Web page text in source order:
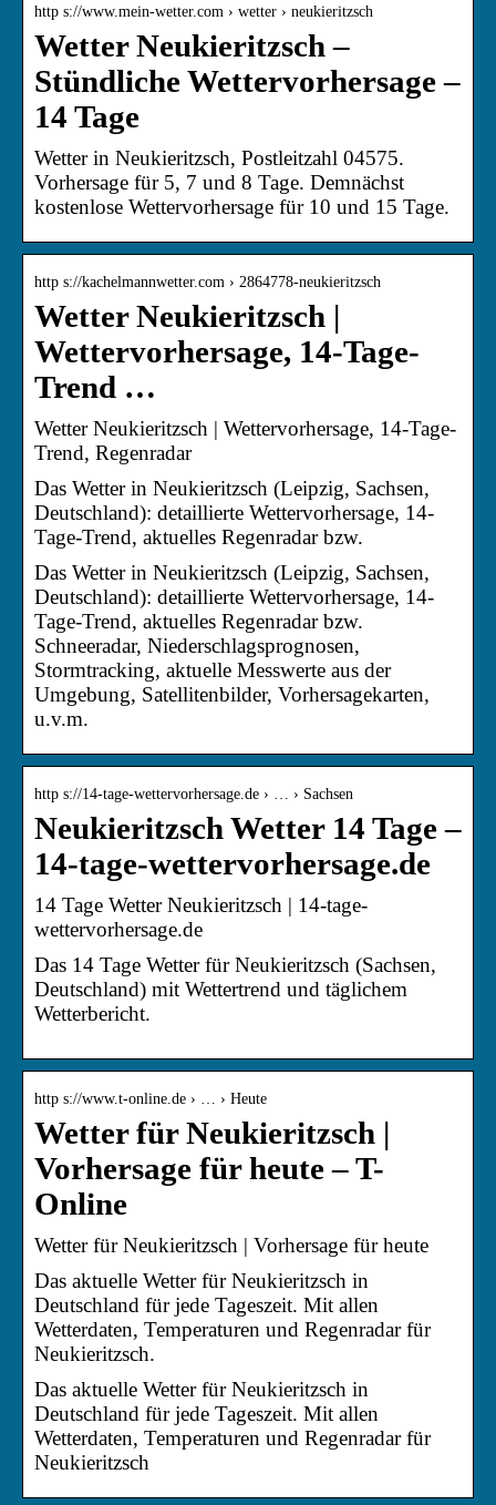
http s://www.mein-wetter.com › wetter › neukieritzsch
Wetter Neukieritzsch –
Stündliche Wettervorhersage –
14 Tage
Wetter in Neukieritzsch, Postleitzahl 04575.
Vorhersage für 5, 7 und 8 Tage. Demnächst
kostenlose Wettervorhersage für 10 und 15 Tage.
http s://kachelmannwetter.com › 2864778-neukieritzsch
Wetter Neukieritzsch |
Wettervorhersage, 14-Tage-
Trend …
Wetter Neukieritzsch | Wettervorhersage, 14-Tage-
Trend, Regenradar
Das Wetter in Neukieritzsch (Leipzig, Sachsen,
Deutschland): detaillierte Wettervorhersage, 14-
Tage-Trend, aktuelles Regenradar bzw.
Das Wetter in Neukieritzsch (Leipzig, Sachsen,
Deutschland): detaillierte Wettervorhersage, 14-
Tage-Trend, aktuelles Regenradar bzw.
Schneeradar, Niederschlagsprognosen,
Stormtracking, aktuelle Messwerte aus der
Umgebung, Satellitenbilder, Vorhersagekarten,
u.v.m.
http s://14-tage-wettervorhersage.de › … › Sachsen
Neukieritzsch Wetter 14 Tage –
14-tage-wettervorhersage.de
14 Tage Wetter Neukieritzsch | 14-tage-
wettervorhersage.de
Das 14 Tage Wetter für Neukieritzsch (Sachsen,
Deutschland) mit Wettertrend und täglichem
Wetterbericht.
http s://www.t-online.de › … › Heute
Wetter für Neukieritzsch |
Vorhersage für heute – T-
Online
Wetter für Neukieritzsch | Vorhersage für heute
Das aktuelle Wetter für Neukieritzsch in
Deutschland für jede Tageszeit. Mit allen
Wetterdaten, Temperaturen und Regenradar für
Neukieritzsch.
Das aktuelle Wetter für Neukieritzsch in
Deutschland für jede Tageszeit. Mit allen
Wetterdaten, Temperaturen und Regenradar für
Neukieritzsch